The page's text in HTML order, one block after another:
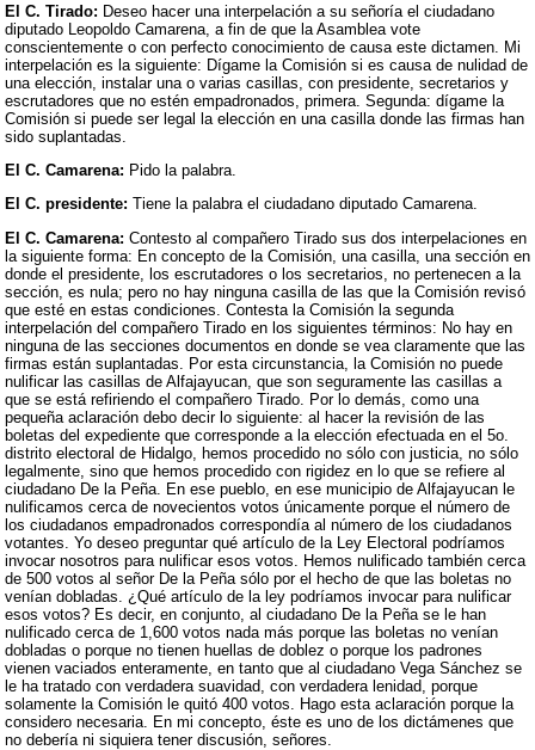
El C. Tirado: Deseo hacer una interpelación a su señoría el ciudadano
diputado Leopoldo Camarena, a fin de que la Asamblea vote
conscientemente o con perfecto conocimiento de causa este dictamen. Mi
interpelación es la siguiente: Dígame la Comisión si es causa de nulidad de
una elección, instalar una o varias casillas, con presidente, secretarios y
escrutadores que no estén empadronados, primera. Segunda: dígame la
Comisión si puede ser legal la elección en una casilla donde las firmas han
sido suplantadas.
El C. Camarena: Pido la palabra.
El C. presidente: Tiene la palabra el ciudadano diputado Camarena.
El C. Camarena: Contesto al compañero Tirado sus dos interpelaciones en
la siguiente forma: En concepto de la Comisión, una casilla, una sección en
donde el presidente, los escrutadores o los secretarios, no pertenecen a la
sección, es nula; pero no hay ninguna casilla de las que la Comisión revisó
que esté en estas condiciones. Contesta la Comisión la segunda
interpelación del compañero Tirado en los siguientes términos: No hay en
ninguna de las secciones documentos en donde se vea claramente que las
firmas están suplantadas. Por esta circunstancia, la Comisión no puede
nulificar las casillas de Alfajayucan, que son seguramente las casillas a
que se está refiriendo el compañero Tirado. Por lo demás, como una
pequeña aclaración debo decir lo siguiente: al hacer la revisión de las
boletas del expediente que corresponde a la elección efectuada en el 5o.
distrito electoral de Hidalgo, hemos procedido no sólo con justicia, no sólo
legalmente, sino que hemos procedido con rigidez en lo que se refiere al
ciudadano De la Peña. En ese pueblo, en ese municipio de Alfajayucan le
nulificamos cerca de novecientos votos únicamente porque el número de
los ciudadanos empadronados correspondía al número de los ciudadanos
votantes. Yo deseo preguntar qué artículo de la Ley Electoral podríamos
invocar nosotros para nulificar esos votos. Hemos nulificado también cerca
de 500 votos al señor De la Peña sólo por el hecho de que las boletas no
venían dobladas. ¿Qué artículo de la ley podríamos invocar para nulificar
esos votos? Es decir, en conjunto, al ciudadano De la Peña se le han
nulificado cerca de 1,600 votos nada más porque las boletas no venían
dobladas o porque no tienen huellas de doblez o porque los padrones
vienen vaciados enteramente, en tanto que al ciudadano Vega Sánchez se
le ha tratado con verdadera suavidad, con verdadera lenidad, porque
solamente la Comisión le quitó 400 votos. Hago esta aclaración porque la
considero necesaria. En mi concepto, éste es uno de los dictámenes que
no debería ni siquiera tener discusión, señores.